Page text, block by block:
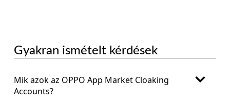
Gyakran ismételt kérdések
Mik azok az OPPO App Market Cloaking
Accounts?